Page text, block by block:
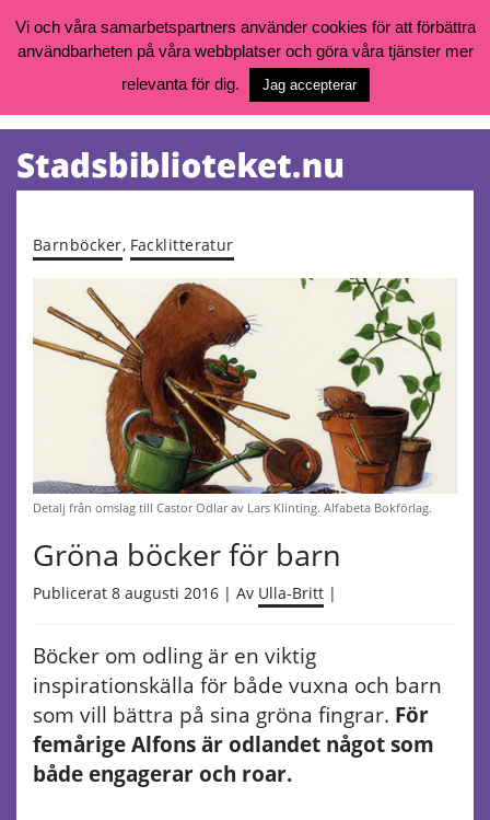
Vill du söka böcker, logga in på ditt bibliotekskonto eller nå övriga
goteborg.se/bibliotek
Öppettider, katalog och kontakt
Tjänster
Barnböcker, Facklitteratur
Detalj från omslag till Castor Odlar av Lars Klinting. Alfabeta Bokförlag.
Gröna böcker för barn
Publicerat 8 augusti 2016 | Av Ulla-Britt |
Böcker om odling är en viktig
inspirationskälla för både vuxna och barn
som vill bättra på sina gröna fingrar. För
femårige Alfons är odlandet något som
både engagerar och roar.
Vi och våra samarbetspartners använder cookies för att förbättra
användbarheten på våra webbplatser och göra våra tjänster mer
relevanta för dig.
Jag accepterar